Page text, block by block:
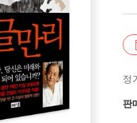
정
판